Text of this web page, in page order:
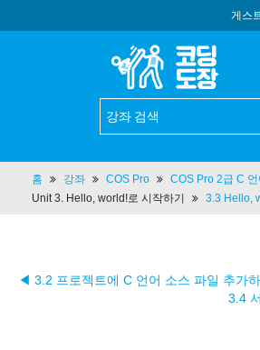
게스
홈 강좌 COS Pro
COS Pro 2급 C 언
Unit 3. Hello, world!로 시작하기
3.3 Hello,
◀ 3.2 프로젝트에 C 언어 소스 파일 추가
3.4